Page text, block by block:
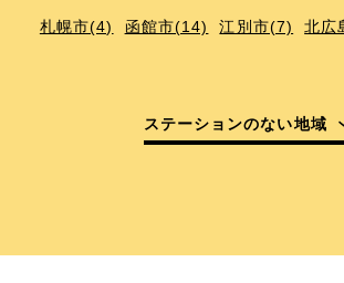
札幌市(4) 函館市(14) 江別市(7) 北広
ステーションのない地域